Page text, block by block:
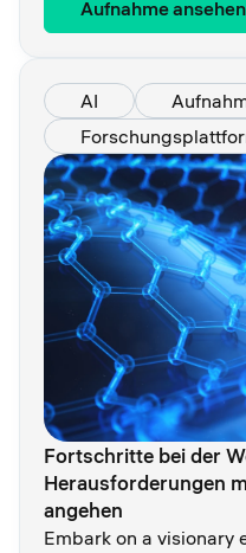
Aufnahme ansehen
AI
Fortschritte bei der
Herausforderungen
angehen
Embark on a visionary